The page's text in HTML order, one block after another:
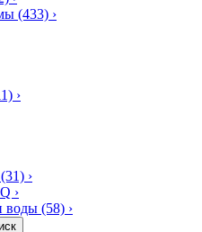
(433) ›
›
(31) ›
›
воды (58) ›